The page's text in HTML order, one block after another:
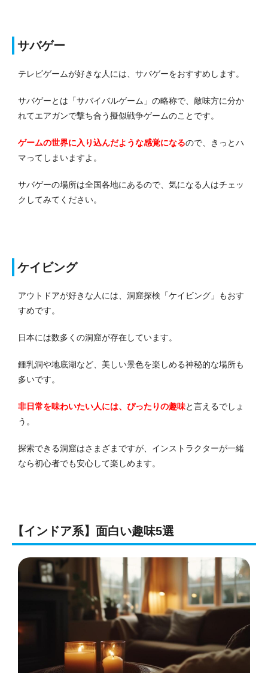
サバゲー
テレビゲームが好きな人には、サバゲーをおすすめします。
サバゲーとは「サバイバルゲーム」の略称で、敵味方に分か
れてエアガンで撃ち合う擬似戦争ゲームのことです。
ゲームの世界に入り込んだような感覚になるので、きっとハ
マってしまいますよ。
サバゲーの場所は全国各地にあるので、気になる人はチェッ
クしてみてください。
ケイビング
アウトドアが好きな人には、洞窟探検「ケイビング」もおす
すめです。
日本には数多くの洞窟が存在しています。
鍾乳洞や地底湖など、美しい景色を楽しめる神秘的な場所も
多いです。
非日常を味わいたい人には、ぴったりの趣味と言えるでしょ
う。
探索できる洞窟はさまざまですが、インストラクターが一緒
なら初心者でも安心して楽しめます。
【インドア系】面白い趣味5選